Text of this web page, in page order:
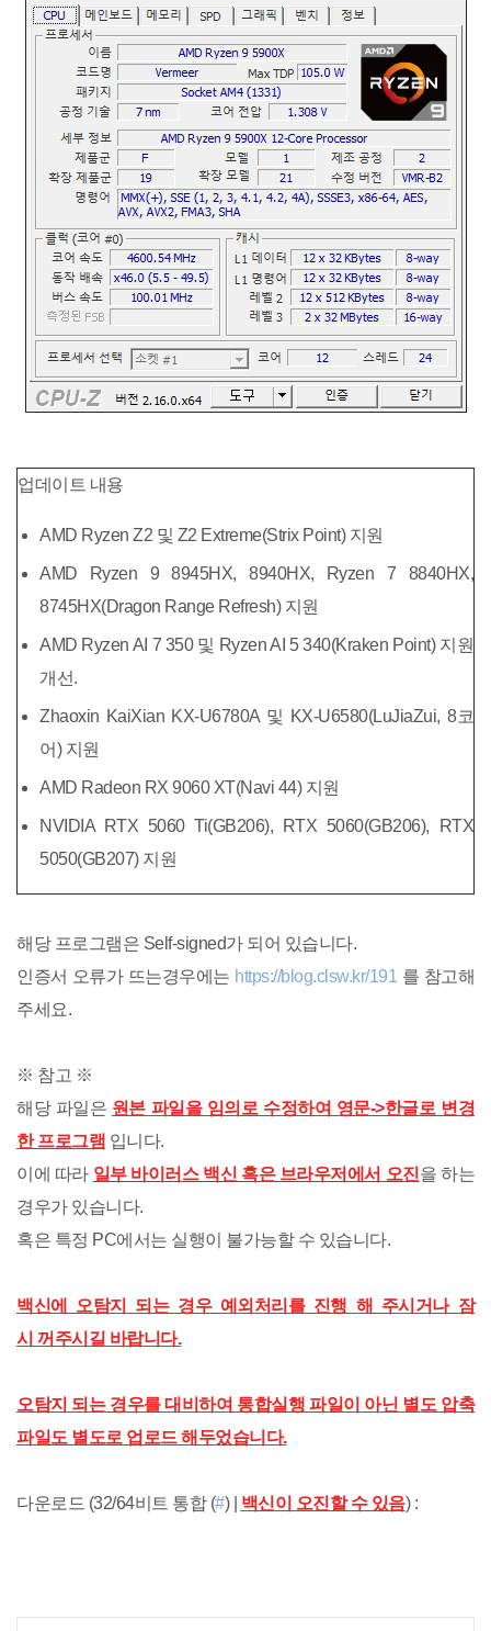
업데이트 내용
AMD Ryzen Z2 및 Z2 Extreme(Strix Point) 지원
AMD Ryzen 9 8945HX, 8940HX, Ryzen 7 8840HX,
8745HX(Dragon Range Refresh) 지원
AMD Ryzen AI 7 350 및 Ryzen AI 5 340(Kraken Point) 지원
개선.
Zhaoxin KaiXian KX-U6780A 및 KX-U6580(LuJiaZui, 8코
어) 지원
AMD Radeon RX 9060 XT(Navi 44) 지원
NVIDIA RTX 5060 Ti(GB206), RTX 5060(GB206), RTX
5050(GB207) 지원
해당 프로그램은 Self-signed가 되어 있습니다.
인증서 오류가 뜨는경우에는 https://blog.clsw.kr/191 를 참고해
주세요.
※ 참고 ※
해당 파일은 원본 파일을 임의로 수정하여 영문->한글로 변경
한 프로그램 입니다.
이에 따라 일부 바이러스 백신 혹은 브라우저에서 오진을 하는
경우가 있습니다.
혹은 특정 PC에서는 실행이 불가능할 수 있습니다.
백신에 오탐지 되는 경우 예외처리를 진행 해 주시거나 잠
시 꺼주시길 바랍니다.
오탐지 되는 경우를 대비하여 통합실행 파일이 아닌 별도 압축
파일도 별도로 업로드 해두었습니다.
다운로드 (32/64비트 통합 (#) | 백신이 오진할 수 있음) :